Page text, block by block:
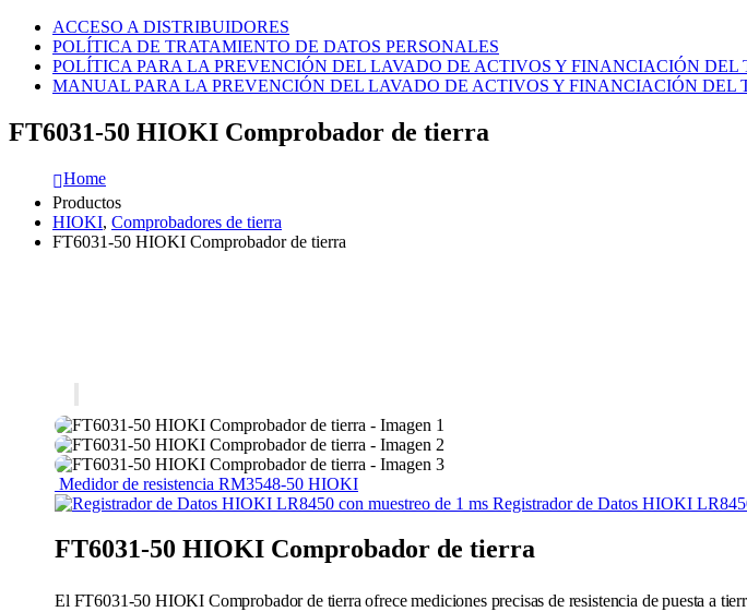
ACCESO A DISTRIBUIDORES
POLÍTICA DE TRATAMIENTO DE DATOS PERSONALES
POLÍTICA PARA LA PREVENCIÓN DEL LAVADO DE ACTIVOS Y FINANCIACIÓN DEL
MANUAL PARA LA PREVENCIÓN DEL LAVADO DE ACTIVOS Y FINANCIACIÓN DEL
FT6031-50 HIOKI Comprobador de tierra
Home
Productos
HIOKI, Comprobadores de tierra
FT6031-50 HIOKI Comprobador de tierra
Medidor de resistencia RM3548-50 HIOKI
Registrador de Datos HIOKI
FT6031-50 HIOKI Comprobador de tierra
El FT6031-50 HIOKI Comprobador de tierra ofrece mediciones precisas de resistencia de puesta a